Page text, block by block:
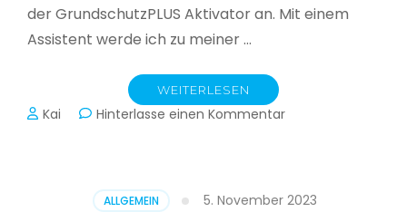
der GrundschutzPLUS Aktivator an. Mit einem
Assistent werde ich zu meiner …
WEITERLESEN
Kai Hinterlasse einen Kommentarzu
ALLGEMEIN 5. November 2023